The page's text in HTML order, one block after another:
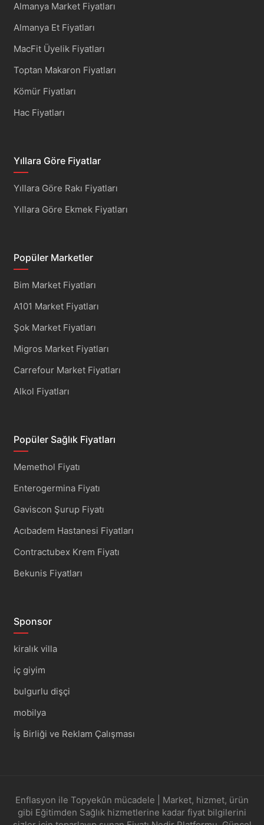
Almanya Market Fiyatları
Almanya Et Fiyatları
MacFit Üyelik Fiyatları
Toptan Makaron Fiyatları
Kömür Fiyatları
Hac Fiyatları
Yıllara Göre Fiyatlar
Yıllara Göre Rakı Fiyatları
Yıllara Göre Ekmek Fiyatları
Popüler Marketler
Bim Market Fiyatları
A101 Market Fiyatları
Şok Market Fiyatları
Migros Market Fiyatları
Carrefour Market Fiyatları
Alkol Fiyatları
Popüler Sağlık Fiyatları
Memethol Fiyatı
Enterogermina Fiyatı
Gaviscon Şurup Fiyatı
Acıbadem Hastanesi Fiyatları
Contractubex Krem Fiyatı
Bekunis Fiyatları
Sponsor
kiralık villa
iç giyim
bulgurlu dişçi
mobilya
İş Birliği ve Reklam Çalışması
Enflasyon ile Topyekûn mücadele | Market, hizmet, ürün
gibi Eğitimden Sağlık hizmetlerine kadar fiyat bilgilerini